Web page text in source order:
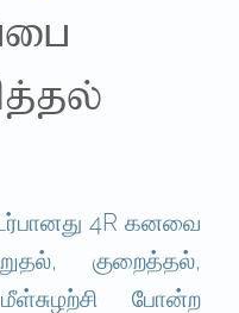
4R கனவை
குறைத்தல்,
போன்ற